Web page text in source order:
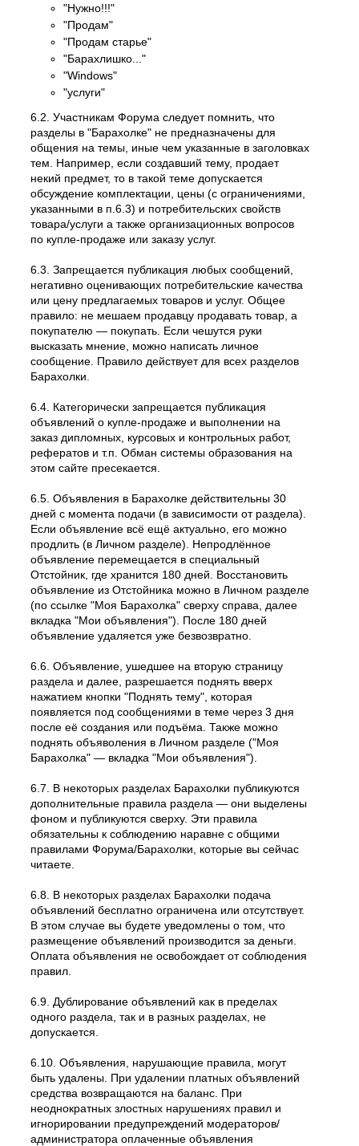
"Нужно!!!"
"Продам"
"Продам старье"
"Барахлишко..."
"Windows"
"услуги"
6.2. Участникам Форума следует помнить, что
разделы в "Барахолке" не предназначены для
общения на темы, иные чем указанные в заголовках
тем. Например, если создавший тему, продает
некий предмет, то в такой теме допускается
обсуждение комплектации, цены (с ограничениями,
указанными в п.6.3) и потребительских свойств
товара/услуги а также организационных вопросов
по купле-продаже или заказу услуг.
6.3. Запрещается публикация любых сообщений,
негативно оценивающих потребительские качества
или цену предлагаемых товаров и услуг. Общее
правило: не мешаем продавцу продавать товар, а
покупателю — покупать. Если чешутся руки
высказать мнение, можно написать личное
сообщение. Правило действует для всех разделов
Барахолки.
6.4. Категорически запрещается публикация
объявлений о купле-продаже и выполнении на
заказ дипломных, курсовых и контрольных работ,
рефератов и т.п. Обман системы образования на
этом сайте пресекается.
6.5. Объявления в Барахолке действительны 30
дней с момента подачи (в зависимости от раздела).
Если объявление всё ещё актуально, его можно
продлить (в Личном разделе). Непродлённое
объявление перемещается в специальный
Отстойник, где хранится 180 дней. Восстановить
объявление из Отстойника можно в Личном разделе
(по ссылке "Моя Барахолка" сверху справа, далее
вкладка "Мои объявления"). После 180 дней
объявление удаляется уже безвозвратно.
6.6. Объявление, ушедшее на вторую страницу
раздела и далее, разрешается поднять вверх
нажатием кнопки "Поднять тему", которая
появляется под сообщениями в теме через 3 дня
после её создания или подъёма. Также можно
поднять объяволения в Личном разделе ("Моя
Барахолка" — вкладка "Мои объявления").
6.7. В некоторых разделах Барахолки публикуются
дополнительные правила раздела — они выделены
фоном и публикуются сверху. Эти правила
обязательны к соблюдению наравне с общими
правилами Форума/Барахолки, которые вы сейчас
читаете.
6.8. В некоторых разделах Барахолки подача
объявлений бесплатно ограничена или отсутствует.
В этом случае вы будете уведомлены о том, что
размещение объявлений производится за деньги.
Оплата объявления не освобождает от соблюдения
правил.
6.9. Дублирование объявлений как в пределах
одного раздела, так и в разных разделах, не
допускается.
6.10. Объявления, нарушающие правила, могут
быть удалены. При удалении платных объявлений
средства возвращаются на баланс. При
неоднократных злостных нарушениях правил и
игнорировании предупреждений модераторов/
администратора оплаченные объявления